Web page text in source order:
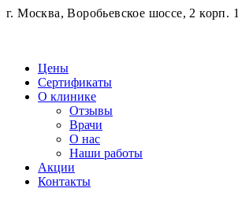
г. Москва, Воробьевское шоссе, 2 корп. 1
Цены
Сертификаты
О клинике
Отзывы
Врачи
О нас
Наши работы
Акции
Контакты